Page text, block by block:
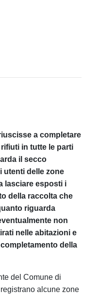
a completare
in tutte le parti
il secco
utenti delle zone
lasciare esposti i
della raccolta che
riguarda
non
nelle abitazioni e
della
del Comune di
alcune zone